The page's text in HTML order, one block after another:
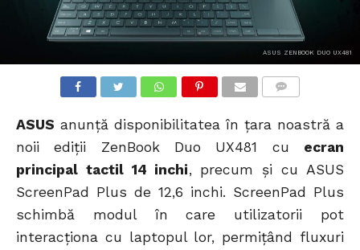
ASUS ZENBOOK DUO UX481
ASUS anunță disponibilitatea în țara noastră a
noii ediții ZenBook Duo UX481 cu ecran
principal tactil 14 inchi, precum și cu ASUS
ScreenPad Plus de 12,6 inchi. ScreenPad Plus
schimbă modul în care utilizatorii pot
interacționa cu laptopul lor, permițând fluxuri